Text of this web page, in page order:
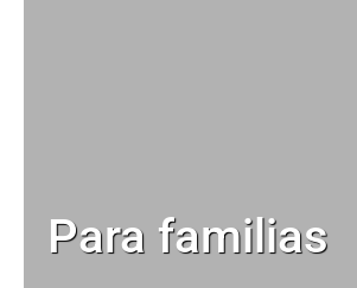
Para familias